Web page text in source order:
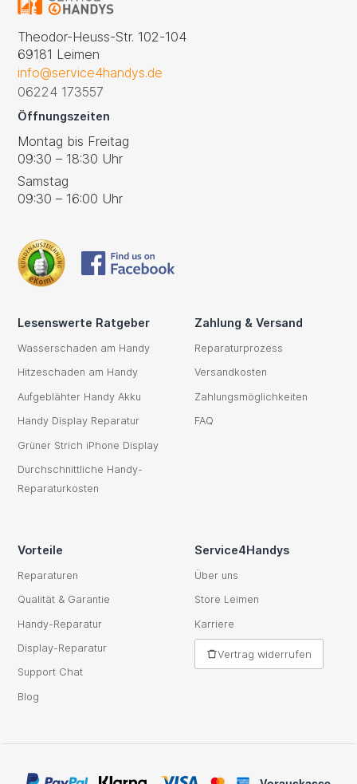
Theodor-Heuss-Str. 102-104
69181 Leimen
info@service4handys.de
06224 173557
Öffnungszeiten
Montag bis Freitag
09:30 – 18:30 Uhr
Samstag
09:30 – 16:00 Uhr
Lesenswerte Ratgeber
Wasserschaden am Handy
Hitzeschaden am Handy
Aufgeblähter Handy Akku
Handy Display Reparatur
Grüner Strich iPhone Display
Durchschnittliche Handy-
Reparaturkosten
Zahlung & Versand
Reparaturprozess
Versandkosten
Zahlungsmöglichkeiten
FAQ
Vorteile
Reparaturen
Qualität & Garantie
Handy-Reparatur
Display-Reparatur
Support Chat
Blog
Service4Handys
Über uns
Store Leimen
Karriere
Vertrag widerrufen